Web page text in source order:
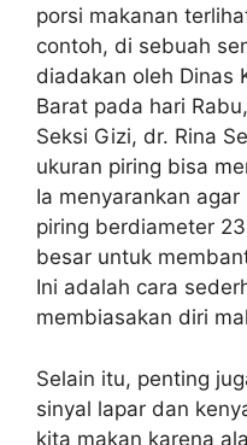
porsi makanan
contoh, di sebuah
diadakan oleh Dinas
Barat pada hari
Seksi Gizi, dr. Rina
ukuran piring bisa
Ia menyarankan
piring berdiameter
besar untuk
Ini adalah cara
membiasakan diri
Selain itu, penting
sinyal lapar dan
kita makan karena